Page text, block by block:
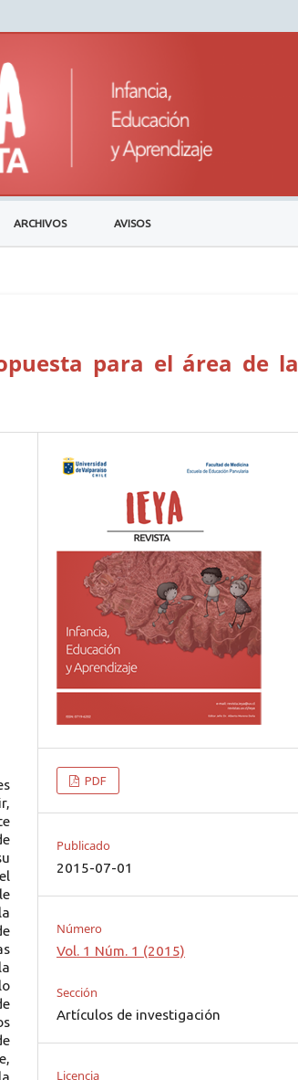
ARCHIVOS AVISOS
para el área de la
PDF
Publicado
2015-07-01
Número
Vol. 1 Núm. 1 (2015)
Sección
Artículos de investigación
Licencia